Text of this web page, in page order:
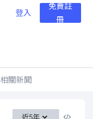
登入
免費註
冊
相關新聞
近5年